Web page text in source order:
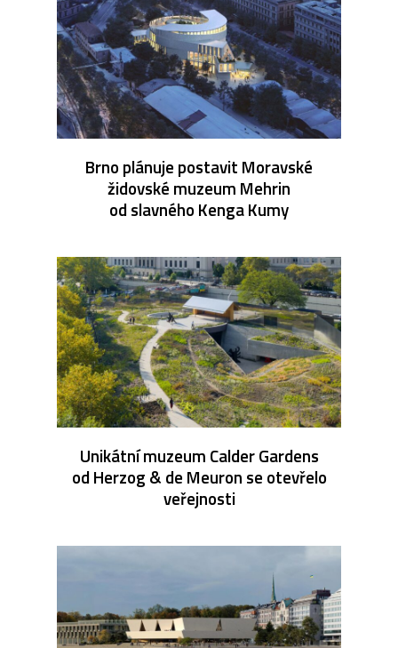
Brno plánuje postavit Moravské
židovské muzeum Mehrin
od slavného Kenga Kumy
Unikátní muzeum Calder Gardens
od Herzog & de Meuron se otevřelo
veřejnosti